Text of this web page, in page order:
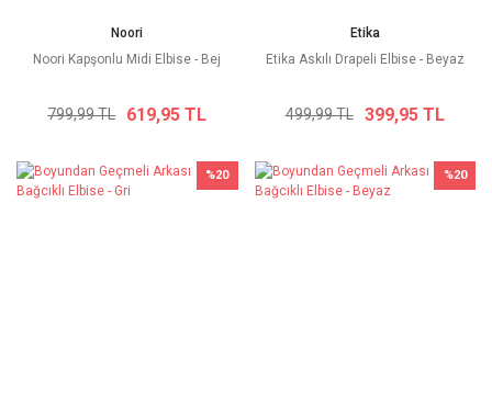
Noori
Noori Kapşonlu Midi Elbise - Bej
799,99 TL 619,95 TL
Etika
Etika Askılı Drapeli Elbise - Beyaz
499,99 TL 399,95 TL
%20 %20